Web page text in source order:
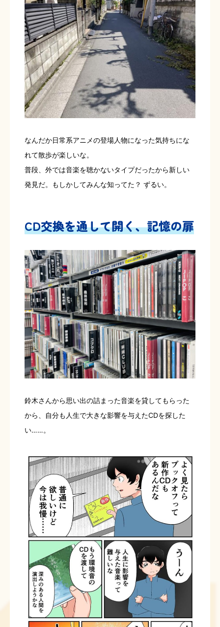
なんだか日常系アニメの登場人物になった気持ちにな
れて散歩が楽しいな。
普段、外では音楽を聴かないタイプだったから新しい
発見だ。もしかしてみんな知ってた？ ずるい。
CD交換を通して開く、記憶の扉
鈴木さんから思い出の詰まった音楽を貸してもらった
から、自分も人生で大きな影響を与えたCDを探した
い……。